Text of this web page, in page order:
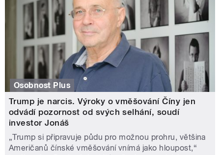
Osobnost Plus
Trump je narcis. Výroky o vměšování Číny jen
odvádí pozornost od svých selhání, soudí
investor Jonáš
„Trump si připravuje půdu pro možnou prohru, většina
Američanů čínské vměšování vnímá jako hloupost,“